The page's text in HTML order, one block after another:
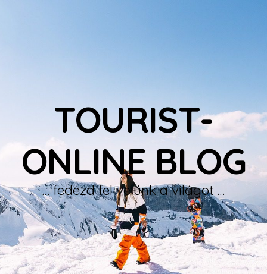
TOURIST-
ONLINE BLOG
… fedezd fel velünk a világot …